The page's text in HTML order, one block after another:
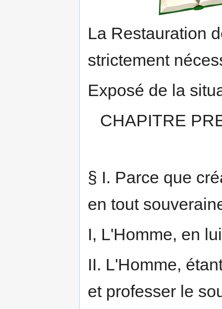
La Restauration
strictement
Exposé de la
CHAPITRE
§ I. Parce que
en tout
I, L'Homme, en
II. L'Homme,
et professer le